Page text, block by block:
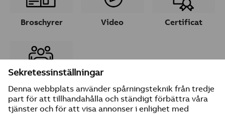
Broschyrer Video Certificat